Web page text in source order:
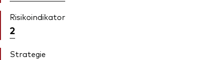
Risikoindikator
2
Strategie